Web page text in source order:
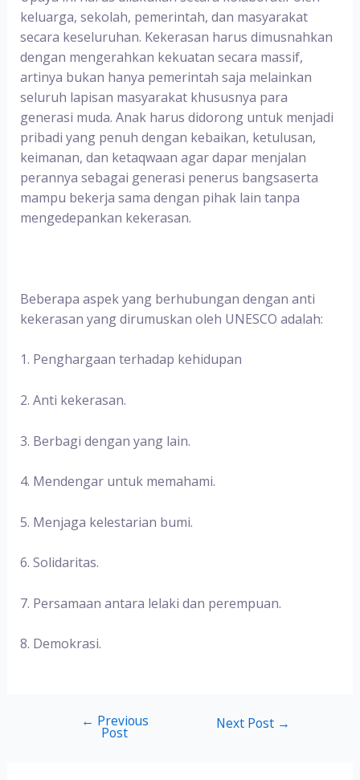
keluarga, sekolah, pemerintah, dan masyarakat
secara keseluruhan. Kekerasan harus dimusnahkan
dengan mengerahkan kekuatan secara massif,
artinya bukan hanya pemerintah saja melainkan
seluruh lapisan masyarakat khususnya para
generasi muda. Anak harus didorong untuk menjadi
pribadi yang penuh dengan kebaikan, ketulusan,
keimanan, dan ketaqwaan agar dapar menjalan
perannya sebagai generasi penerus bangsaserta
mampu bekerja sama dengan pihak lain tanpa
mengedepankan kekerasan.
Beberapa aspek yang berhubungan dengan anti
kekerasan yang dirumuskan oleh UNESCO adalah:
1. Penghargaan terhadap kehidupan
2. Anti kekerasan.
3. Berbagi dengan yang lain.
4. Mendengar untuk memahami.
5. Menjaga kelestarian bumi.
6. Solidaritas.
7. Persamaan antara lelaki dan perempuan.
8. Demokrasi.
← Previous
Post
Next Post →